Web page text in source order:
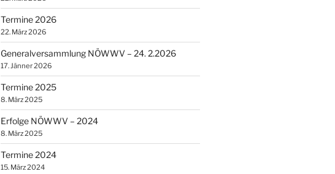
Termine 2026
22. März 2026
Generalversammlung NÖWWV – 24. 2.2026
17. Jänner 2026
Termine 2025
8. März 2025
Erfolge NÖWWV – 2024
8. März 2025
Termine 2024
15. März 2024